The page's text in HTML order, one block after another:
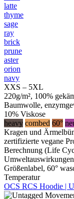
latte
thyme
sage
ray
brick
prune
aster
orion
navy
XXS – 5XL
220g/m², 100%
Baumwolle,
10% Viskose
heavy combed 60°
Kragen und
zertifizierte vegane
Berechnung (Life
Größenlabel, 60°
Temperatur
OCS RCS Hoodie |